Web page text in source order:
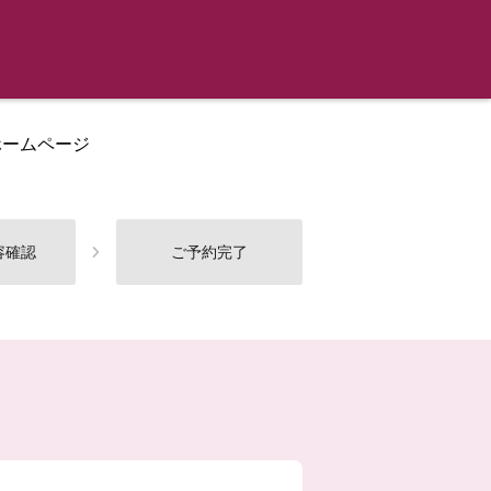
ムページ
確認 ご予約完了